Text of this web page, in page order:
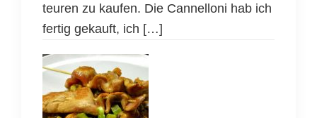
teuren zu kaufen. Die Cannelloni hab ich
fertig gekauft, ich […]